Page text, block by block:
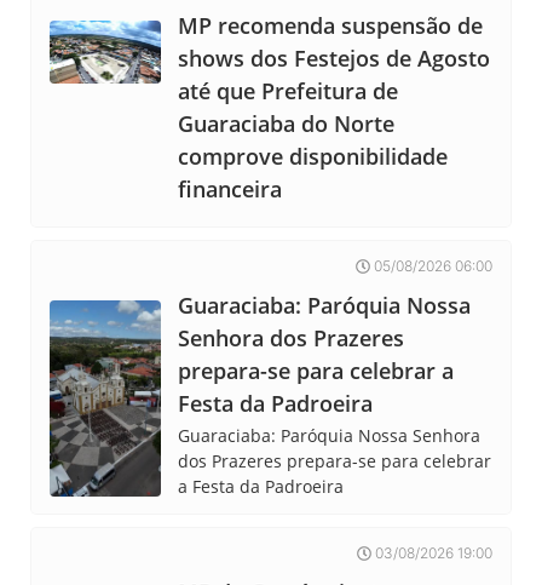
MP recomenda suspensão de
shows dos Festejos de Agosto
até que Prefeitura de
Guaraciaba do Norte
comprove disponibilidade
financeira
05/08/2026 06:00
Guaraciaba: Paróquia Nossa
Senhora dos Prazeres
prepara-se para celebrar a
Festa da Padroeira
Guaraciaba: Paróquia Nossa Senhora
dos Prazeres prepara-se para celebrar
a Festa da Padroeira
03/08/2026 19:00